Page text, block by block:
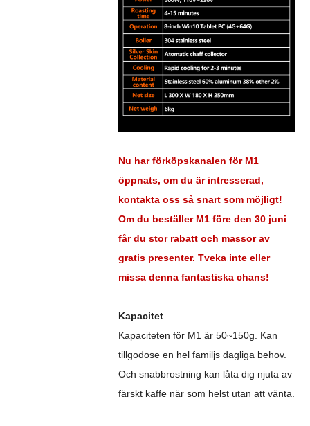
Nu har förköpskanalen för M1
öppnats, om du är intresserad,
kontakta oss så snart som möjligt!
Om du beställer M1 före den 30 juni
får du stor rabatt och massor av
gratis presenter. Tveka inte eller
missa denna fantastiska chans!
Kapacitet
Kapaciteten för M1 är 50~150g. Kan
tillgodose en hel familjs dagliga behov.
Och snabbrostning kan låta dig njuta av
färskt kaffe när som helst utan att vänta.